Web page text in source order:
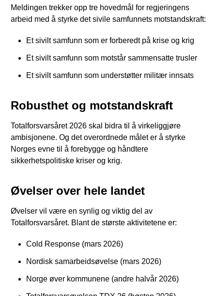
Meldingen trekker opp tre hovedmål for regjeringens
arbeid med å styrke det sivile samfunnets motstandskraft:
Et sivilt samfunn som er forberedt på krise og krig
Et sivilt samfunn som motstår sammensatte trusler
Et sivilt samfunn som understøtter militær innsats
Robusthet og motstandskraft
Totalforsvarsåret 2026 skal bidra til å virkeliggjøre
ambisjonene. Og det overordnede målet er å styrke
Norges evne til å forebygge og håndtere
sikkerhetspolitiske kriser og krig.
Øvelser over hele landet
Øvelser vil være en synlig og viktig del av
Totalforsvarsåret. Blant de største aktivitetene er:
Cold Response (mars 2026)
Nordisk samarbeidsøvelse (mars 2026)
Norge øver kommunene (andre halvår 2026)